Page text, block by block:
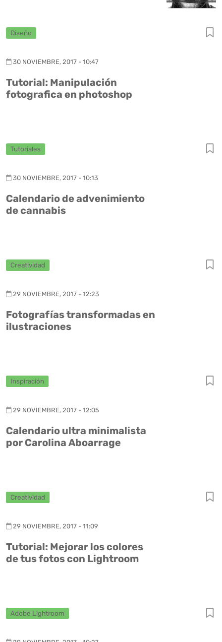
Diseño
30 NOVIEMBRE, 2017 - 10:47
Tutorial: Manipulación
fotografica en photoshop
Tutoriales
30 NOVIEMBRE, 2017 - 10:13
Calendario de advenimiento
de cannabis
Creatividad
29 NOVIEMBRE, 2017 - 12:23
Fotografías transformadas en
ilustraciones
Inspiración
29 NOVIEMBRE, 2017 - 12:05
Calendario ultra minimalista
por Carolina Aboarrage
Creatividad
29 NOVIEMBRE, 2017 - 11:09
Tutorial: Mejorar los colores
de tus fotos con Lightroom
Adobe Lightroom